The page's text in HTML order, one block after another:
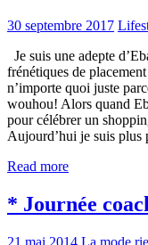
30 septembre 2017
Je suis une adepte
frénétiques de
n’importe quoi juste
wouhou! Alors quand
pour célébrer un
Aujourd’hui je suis plus
Read more
* Journée
21 mai 2014 La mode